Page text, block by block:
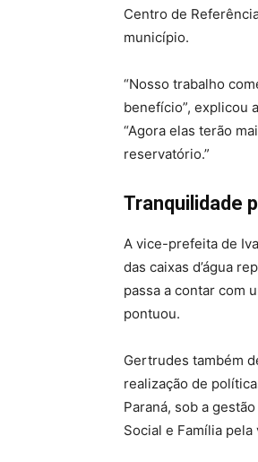
Centro de
município.
“Nosso trabalho
benefício”, explicou
“Agora elas terão
reservatório.”
Tranquilidade
A vice-prefeita de
das caixas d’água
passa a contar com
pontuou.
Gertrudes também
realização de
Paraná, sob a
Social e Família